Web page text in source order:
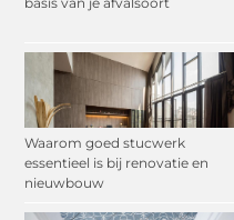
Waarom goed stucwerk
essentieel is bij renovatie en
nieuwbouw